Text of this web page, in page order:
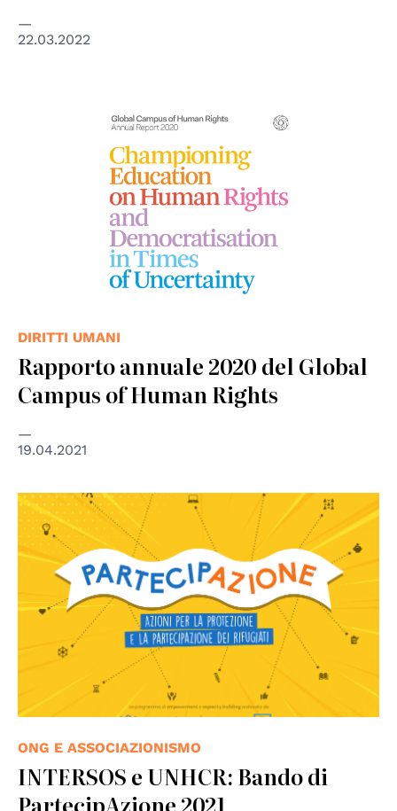
22.03.2022
DIRITTI UMANI
Rapporto annuale 2020 del Global
Campus of Human Rights
19.04.2021
ONG E ASSOCIAZIONISMO
INTERSOS e UNHCR: Bando di
PartecipAzione 2021